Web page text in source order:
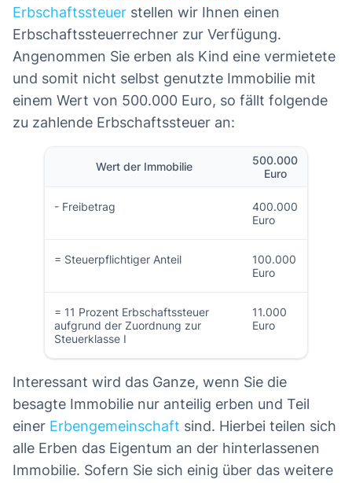
Erbschaftssteuer stellen wir Ihnen einen
Erbschaftssteuerrechner zur Verfügung.
Angenommen Sie erben als Kind eine vermietete
und somit nicht selbst genutzte Immobilie mit
einem Wert von 500.000 Euro, so fällt folgende
zu zahlende Erbschaftssteuer an:
Wert der Immobilie
500.000
Euro
- Freibetrag
400.000
Euro
= Steuerpflichtiger Anteil
100.000
Euro
= 11 Prozent Erbschaftssteuer
aufgrund der Zuordnung zur
Steuerklasse I
11.000
Euro
Interessant wird das Ganze, wenn Sie die
besagte Immobilie nur anteilig erben und Teil
einer Erbengemeinschaft sind. Hierbei teilen sich
alle Erben das Eigentum an der hinterlassenen
Immobilie. Sofern Sie sich einig über das weitere